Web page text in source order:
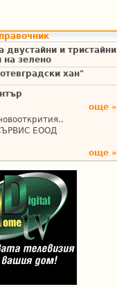
двустайни и тристайни
на зелено
хан"
още »
ЕООД
още »